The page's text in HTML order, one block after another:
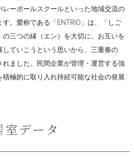
ーボールスクールといった地域交流の
。愛称である「ENTRIO」は、「しご
の三つの縁（エン）を大切に、お互いを
ていこうという思いから、三重奏の
れました。民間企業が管理・運営する強
極的に取り入れ持続可能な社会の発展
室データ